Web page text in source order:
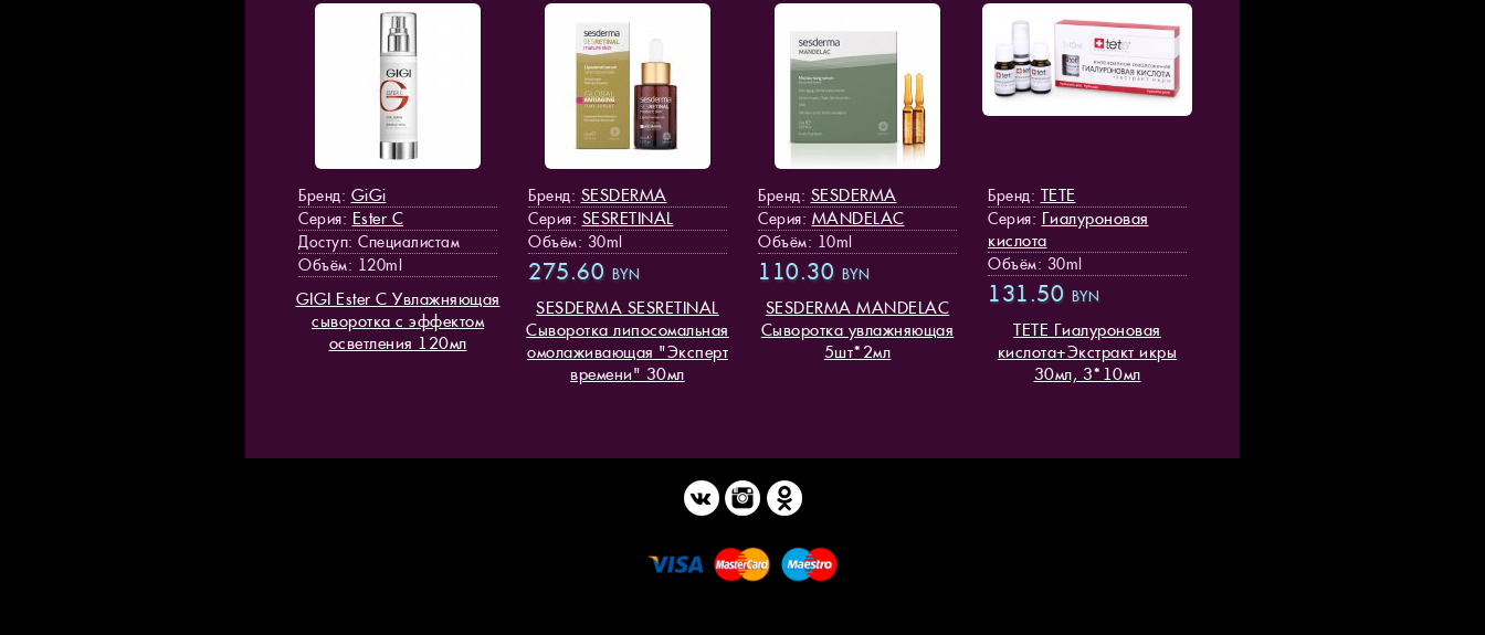
Бренд: GiGi
Серия: Ester C
Доступ: Специалистам
Объём: 120ml
GIGI Ester C Увлажняющая
сыворотка с эффектом
осветления 120мл
Бренд: SESDERMA
Серия: SESRETINAL
Объём: 30ml
275.60 BYN
SESDERMA SESRETINAL
Сыворотка липосомальная
омолаживающая "Эксперт
времени" 30мл
Бренд: SESDERMA
Серия: MANDELAC
Объём: 10ml
110.30 BYN
SESDERMA MANDELAC
Сыворотка увлажняющая
5шт*2мл
Бренд: TETE
Серия: Гиалуроновая
кислота
Объём: 30ml
131.50 BYN
TETE Гиалуроновая
кислота+Экстракт икры
30мл, 3*10мл